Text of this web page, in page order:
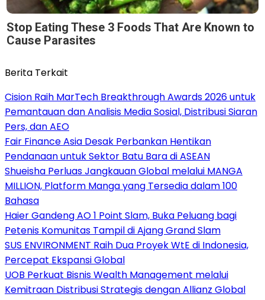
Stop Eating These 3 Foods That Are Known to
Cause Parasites
Berita Terkait
Cision Raih MarTech Breakthrough Awards 2026 untuk
Pemantauan dan Analisis Media Sosial, Distribusi Siaran
Pers, dan AEO
Fair Finance Asia Desak Perbankan Hentikan
Pendanaan untuk Sektor Batu Bara di ASEAN
Shueisha Perluas Jangkauan Global melalui MANGA
MILLION, Platform Manga yang Tersedia dalam 100
Bahasa
Haier Gandeng AO 1 Point Slam, Buka Peluang bagi
Petenis Komunitas Tampil di Ajang Grand Slam
SUS ENVIRONMENT Raih Dua Proyek WtE di Indonesia,
Percepat Ekspansi Global
UOB Perkuat Bisnis Wealth Management melalui
Kemitraan Distribusi Strategis dengan Allianz Global